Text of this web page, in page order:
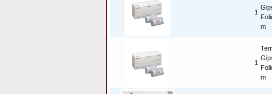
1
m
1
m